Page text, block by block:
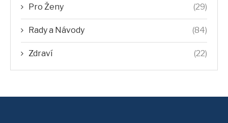
Pro Ženy (29)
Rady a Návody (84)
Zdraví (22)